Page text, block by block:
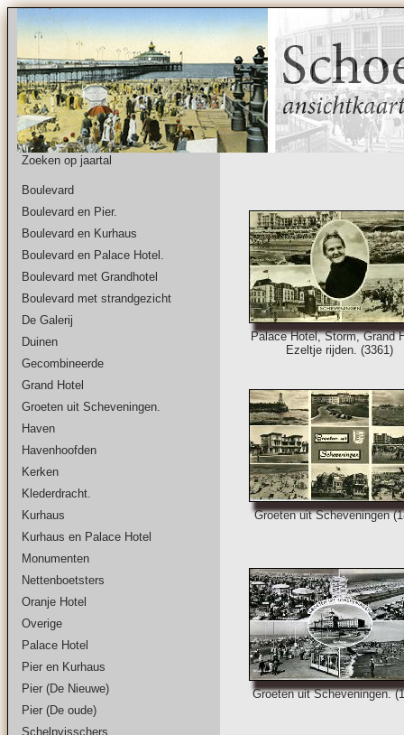
Zoeken op jaartal
Boulevard
Boulevard en Pier.
Boulevard en Kurhaus
Boulevard en Palace Hotel.
Boulevard met Grandhotel
Boulevard met strandgezicht
De Galerij
Duinen
Gecombineerde
Grand Hotel
Groeten uit Scheveningen.
Haven
Havenhoofden
Kerken
Klederdracht.
Kurhaus
Kurhaus en Palace Hotel
Monumenten
Nettenboetsters
Oranje Hotel
Overige
Palace Hotel
Pier en Kurhaus
Pier (De Nieuwe)
Pier (De oude)
Schelpvisschers
Palace Hotel, Storm, Grand
Ezeltje rijden. (3361)
Groeten uit Scheveningen
Groeten uit Scheveningen.